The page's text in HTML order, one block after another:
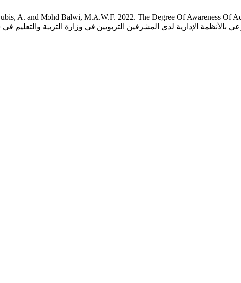
A. and Mohd Balwi, M.A.W.F. 2022. The Degree Of Awareness Of